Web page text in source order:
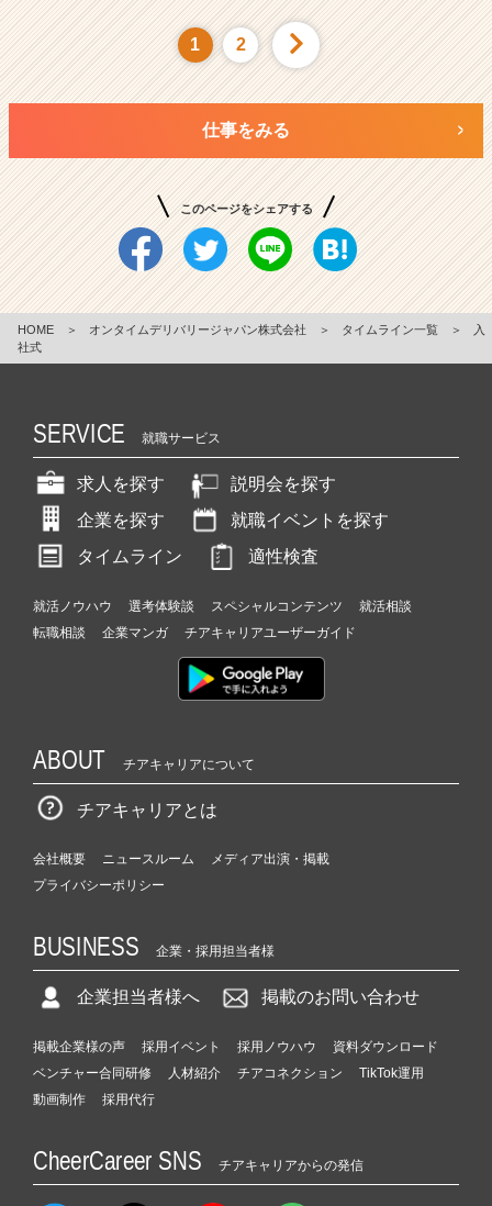
1 2
仕事をみる
このページをシェアする
HOME ＞ オンタイムデリバリージャパン株式会社 ＞ タイムライン一覧 ＞
入
社式
SERVICE 就職サービス
求人を探す
説明会を探す
企業を探す
就職イベントを探す
タイムライン
適性検査
就活ノウハウ 選考体験談 スペシャルコンテンツ
就活相談
転職相談
企業マンガ チアキャリアユーザーガイド
ABOUT チアキャリアについて
チアキャリアとは
会社概要 ニュースルーム
メディア出演・掲載
プライバシーポリシー
BUSINESS 企業・採用担当者様
企業担当者様へ 掲載のお問い合わせ
掲載企業様の声 採用イベント 採用ノウハウ
資料ダウンロード
ベンチャー合同研修
人材紹介 チアコネクション
TikTok運用
動画制作
採用代行
CheerCareer SNS チアキャリアからの発信